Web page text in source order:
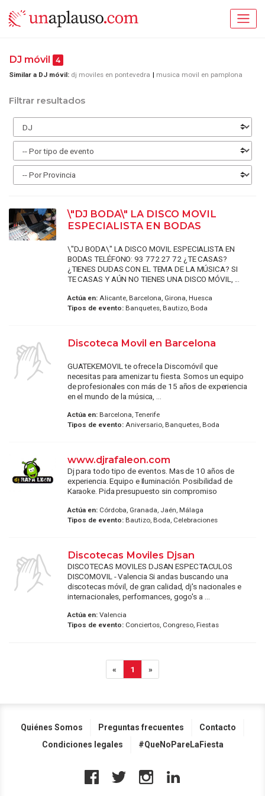
DJ móvil 4
Similar a DJ móvil: dj moviles en pontevedra musica movil en pamplona
Filtrar resultados
\"DJ BODA\" LA DISCO MOVIL
ESPECIALISTA EN BODAS
\"DJ BODA\" LA DISCO MOVIL ESPECIALISTA EN
BODAS TELÉFONO: 93 772 27 72 ¿TE CASAS?
¿TIENES DUDAS CON EL TEMA DE LA MÚSICA? SI
TE CASAS Y AÚN NO TIENES UNA DISCO MÓVIL, ...
Actúa en:Alicante, Barcelona, Girona, Huesca
Tipos de evento:Banquetes, Bautizo, Boda
Discoteca Movil en Barcelona
GUATEKEMOVIL te ofrece la Discomóvil que
necesitas para amenizar tu fiesta. Somos un equipo
de profesionales con más de 15 años de experiencia
en el mundo de la música, ...
Actúa en:Barcelona, Tenerife
Tipos de evento:Aniversario, Banquetes, Boda
www.djrafaleon.com
Dj para todo tipo de eventos. Mas de 10 años de
experiencia. Equipo e Iluminación. Posibilidad de
Karaoke. Pida presupuesto sin compromiso
Actúa en:Córdoba, Granada, Jaén, Málaga
Tipos de evento:Bautizo, Boda, Celebraciones
Discotecas Moviles Djsan
DISCOTECAS MOVILES DJSAN ESPECTACULOS
DISCOMOVIL - Valencia Si andas buscando una
discotecas móvil, de gran calidad, dj's nacionales e
internacionales, performances, gogo's a ...
Actúa en:Valencia
Tipos de evento:Conciertos, Congreso, Fiestas
« 1 »
Quiénes Somos Preguntas frecuentes
Contacto
Condiciones legales
#QueNoPareLaFiesta